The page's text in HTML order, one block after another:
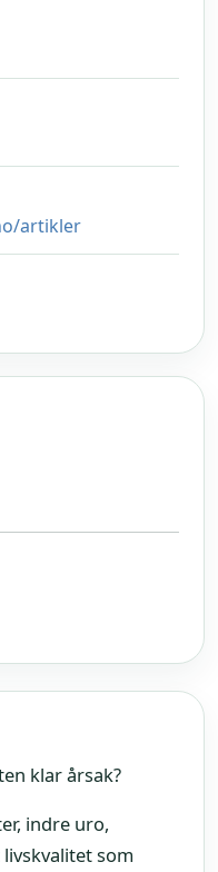
artikler
klar årsak?
indre uro,
som